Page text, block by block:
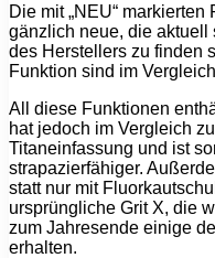
Die mit „NEU“
gänzlich neue, die aktuell
des Herstellers zu finden
Funktion sind im
All diese Funktionen
hat jedoch im Vergleich
Titaneinfassung und ist
strapazierfähiger.
statt nur mit
ursprüngliche Grit X, die
zum Jahresende einige
erhalten.